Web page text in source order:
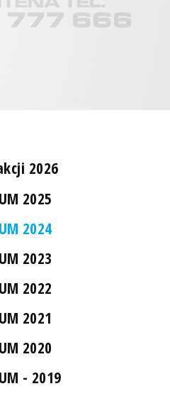
2026
2025
2024
2023
2022
2021
2020
- 2019